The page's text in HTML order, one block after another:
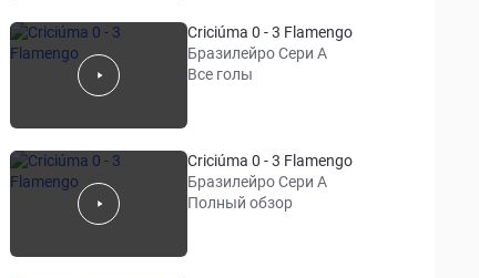
Criciúma 0 - 3 Flamengo
Бразилейро Сери A
Все голы
Criciúma 0 - 3 Flamengo
Бразилейро Сери A
Полный обзор